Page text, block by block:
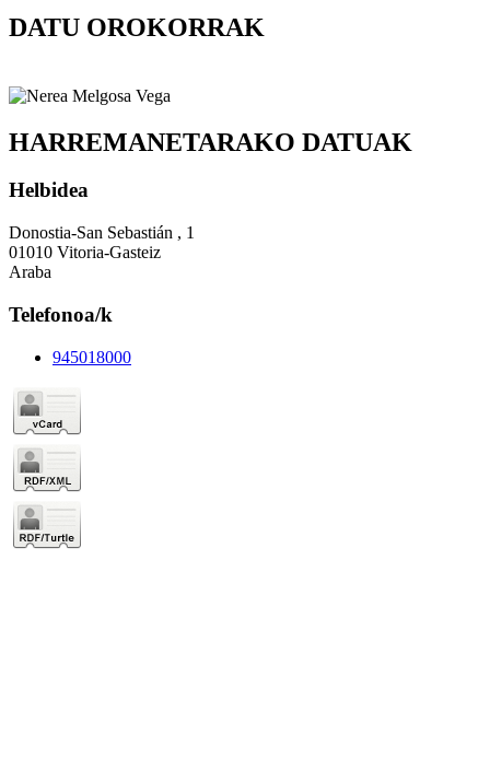
DATU OROKORRAK
HARREMANETARAKO DATUAK
Helbidea
Donostia-San Sebastián , 1
01010 Vitoria-Gasteiz
Araba
Telefonoa/k
945018000